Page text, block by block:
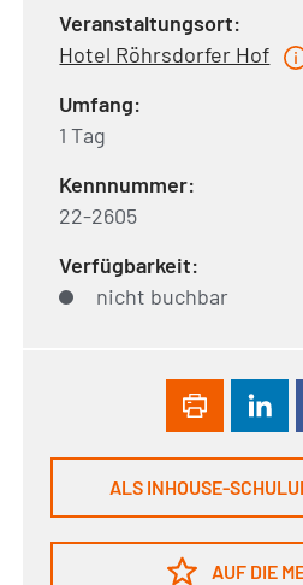
Veranstaltungsort:
Hotel Röhrsdorfer Hof
Umfang:
1 Tag
Kennnummer:
22-2605
Verfügbarkeit:
nicht buchbar
ALS INHOUSE-
AUF DIE